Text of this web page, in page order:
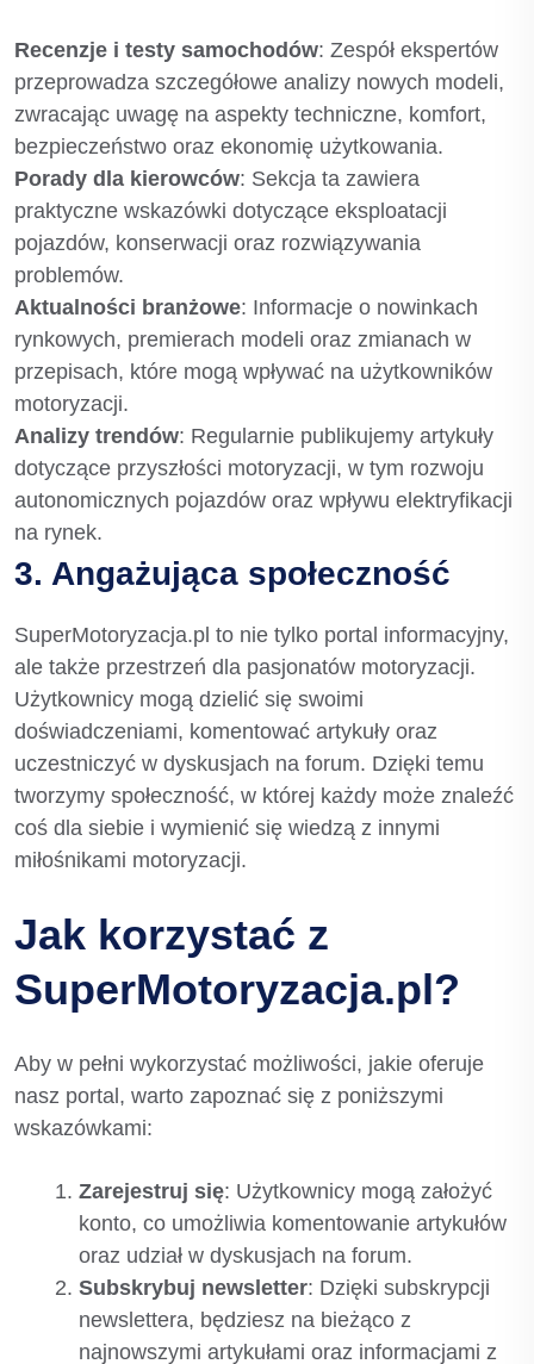
Recenzje i testy samochodów: Zespół ekspertów
przeprowadza szczegółowe analizy nowych modeli,
zwracając uwagę na aspekty techniczne, komfort,
bezpieczeństwo oraz ekonomię użytkowania.
Porady dla kierowców: Sekcja ta zawiera
praktyczne wskazówki dotyczące eksploatacji
pojazdów, konserwacji oraz rozwiązywania
problemów.
Aktualności branżowe: Informacje o nowinkach
rynkowych, premierach modeli oraz zmianach w
przepisach, które mogą wpływać na użytkowników
motoryzacji.
Analizy trendów: Regularnie publikujemy artykuły
dotyczące przyszłości motoryzacji, w tym rozwoju
autonomicznych pojazdów oraz wpływu elektryfikacji
na rynek.
3. Angażująca społeczność
SuperMotoryzacja.pl to nie tylko portal informacyjny,
ale także przestrzeń dla pasjonatów motoryzacji.
Użytkownicy mogą dzielić się swoimi
doświadczeniami, komentować artykuły oraz
uczestniczyć w dyskusjach na forum. Dzięki temu
tworzymy społeczność, w której każdy może znaleźć
coś dla siebie i wymienić się wiedzą z innymi
miłośnikami motoryzacji.
Jak korzystać z
SuperMotoryzacja.pl?
Aby w pełni wykorzystać możliwości, jakie oferuje
nasz portal, warto zapoznać się z poniższymi
wskazówkami:
Zarejestruj się: Użytkownicy mogą założyć
konto, co umożliwia komentowanie artykułów
oraz udział w dyskusjach na forum.
Subskrybuj newsletter: Dzięki subskrypcji
newslettera, będziesz na bieżąco z
najnowszymi artykułami oraz informacjami z